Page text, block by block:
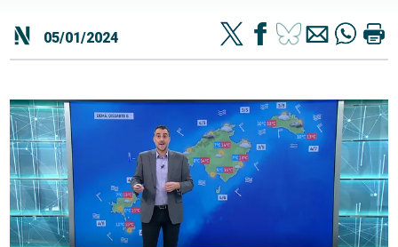
05/01/2024